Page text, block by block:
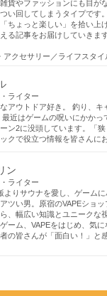
貨やファッションにも目が
い回してしまうタイプです
ちょっと楽しい」を拾い上
る記事をお届けしていきます
アクセサリー／ライフスタイ
ライター
アウトドア好き。 釣り、キ
最近はゲームの呪いにかかっ
ン2に没頭しています。「狭
クで役立つ情報を皆さんに
ン
ライター
よりサウナを愛し、ゲーム
ツい男。原宿のVAPEショ
、幅広い知識とユニークな
ーム、VAPEをはじめ、気
の皆さんが「面白い！」と